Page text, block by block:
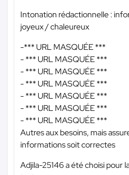
Intonation rédactionnelle :
joyeux / chaleureux
-*** URL MASQUÉE ***
-*** URL MASQUÉE ***
-*** URL MASQUÉE ***
-*** URL MASQUÉE ***
-*** URL MASQUÉE ***
-*** URL MASQUÉE ***
-*** URL MASQUÉE ***
Autres aux besoins, mais
informations soit correctes
Adjila-25146 a été choisi pour